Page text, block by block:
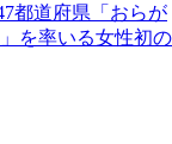
都道府県「おらが
を率いる女性初の